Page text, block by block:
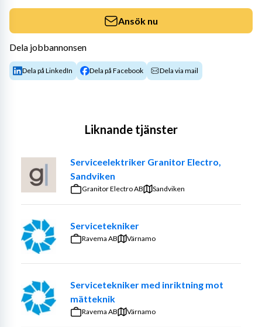
Ansök nu
Dela jobbannonsen
Dela på LinkedIn Dela på Facebook Dela via mail
Liknande tjänster
Serviceelektriker Granitor Electro,
Sandviken
Granitor Electro AB Sandviken
Servicetekniker
Ravema AB Värnamo
Servicetekniker med inriktning mot
mätteknik
Ravema AB Värnamo